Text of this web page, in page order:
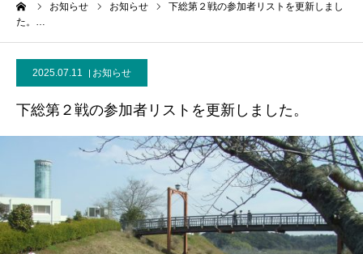
お知らせ お知らせ
下総第２戦の参加者リストを更新しまし
た。…
2025.07.11 お知らせ
下総第２戦の参加者リストを更新しました。